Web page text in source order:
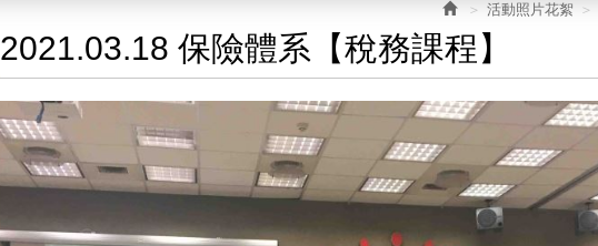
活動照片花絮
2021.03.18 保險體系【稅務課程】